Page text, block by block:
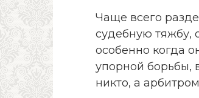
Чаще всего
судебную тяжбу,
особенно когда
упорной борьбы,
никто, а